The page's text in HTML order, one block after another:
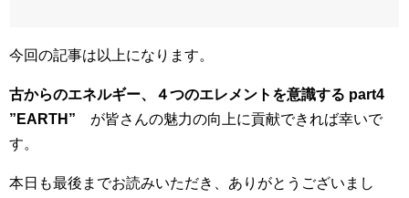
今回の記事は以上になります。
古からのエネルギー、４つのエレメントを意識する part4
”EARTH” が皆さんの魅力の向上に貢献できれば幸いで
す。
本日も最後までお読みいただき、ありがとうございまし